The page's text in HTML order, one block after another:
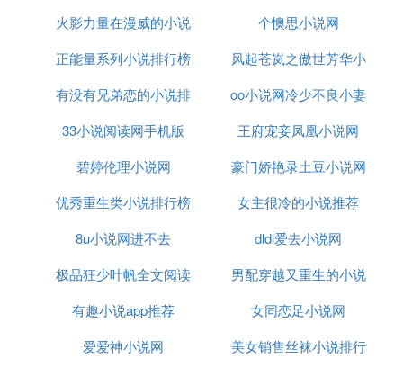
看的系统类小说有以下:星戒的作者是一个空神，系
统的小说一定是系统的，1.肖天成的《美妆召唤系
多字1、末世超级游戏系统2、梦境系统3、死亡系统
4、雷锋系统5、愿力系统6、重生造星系统7、大师修
炼系统8、超神系统9、最强剑神系统10、超级特工系
统11、龙腾成长系统12、梦境兑换系统。
1、求几本好看的系统流小说,要完本的。谢谢
重生之神的害群之马(强烈推荐)位面征服系统(成品
得好)修真(还不错，成品书)帝王系统无限兵种系统超
级反派系统都是我看过的小说，都是比较好的。全能
巫师、末世兑换大师、无敌兑换穿越:投胎我能升
级、投胎模拟游戏、超级物品、戒指也疯狂、全职天
火影力量在漫威的小说
排行榜
个懊思小说网
正能量系列小说排行榜
风起苍岚之傲世芳华小
说阅读
有没有兄弟恋的小说排
行榜
oo小说网冷少不良小妻
33小说阅读网手机版
王府宠妾凤凰小说网
碧婷伦理小说网
豪门娇艳录土豆小说网
优秀重生类小说排行榜
女主很冷的小说推荐
8u小说网进不去
dldl爱去小说网
极品狂少叶帆全文阅读
小说全集
男配穿越又重生的小说
推荐
有趣小说app推荐
女同恋足小说网
爱爱神小说网
美女销售丝袜小说排行